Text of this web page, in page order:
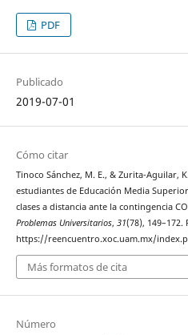
PDF
Publicado
2019-07-01
Cómo citar
Tinoco Sánchez, M. E., & Zurita-Aguilar,
estudiantes de Educación Media
clases a distancia ante la contingencia
Problemas Universitarios, 31(78),
https://reencuentro.xoc.uam.mx/
Más formatos de cita
Número